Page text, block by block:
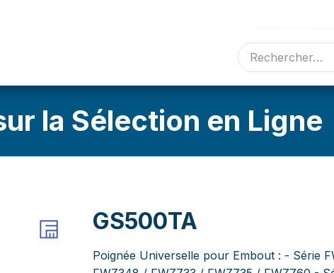
Sélection en ligne Contact
la Sélection en Ligne
GS500TA
Poignée Universelle pour Embout : - Série